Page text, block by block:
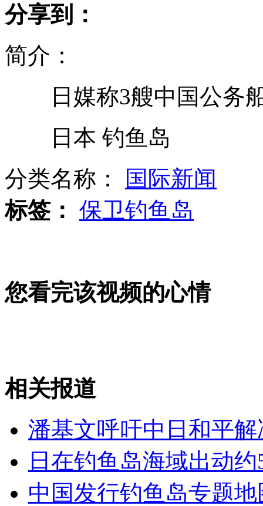
范冰冰"吃"周迅醋 拒谈新男友
气象灾害危害朝鲜粮食安全
美防长帕内塔访北海舰队后离境
女孩北京地铁殴打老人 痛下狠手拳打脚踢
无痛分娩是否安全 医生回应
外交部：反对强权政治霸凌主义
分享到：
简介：
日媒称3艘中国公务
日本 钓鱼岛
分类名称：
国际新闻
标签： 保卫钓鱼岛
您看完该视频的心情
相关报道
潘基文呼吁中日和平
日在钓鱼岛海域出动
中国发行钓鱼岛专题